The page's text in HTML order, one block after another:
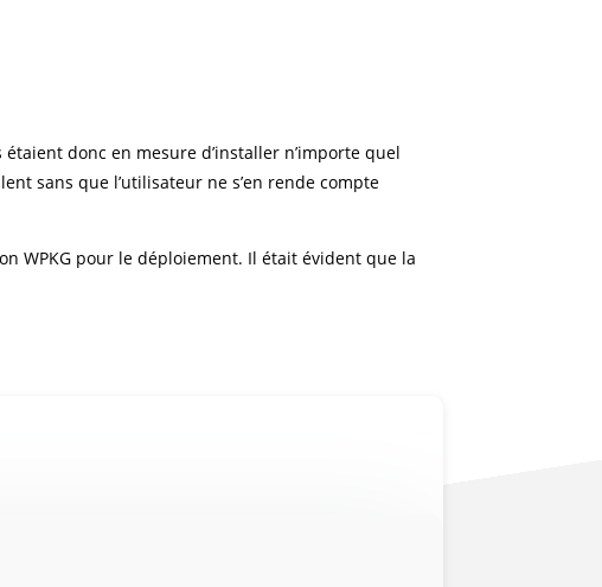
donc en mesure d’installer n’importe quel
sans que l’utilisateur ne s’en rende compte
WPKG pour le déploiement. Il était évident que la